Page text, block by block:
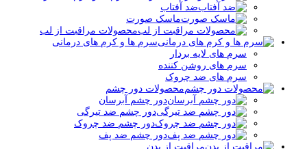
ضد آفتاب
ماسک صورت
محصولات مراقبت از لب
سرم ها و کرم های درمانی
سرم های لایه بردار
سرم های روشن کننده
سرم های ضد چروک
محصولات دور چشم
دور چشم آبرسان
دور چشم ضد تیرگی
دور چشم ضد چروک
دور چشم ضد پف
مراقبت از بدن